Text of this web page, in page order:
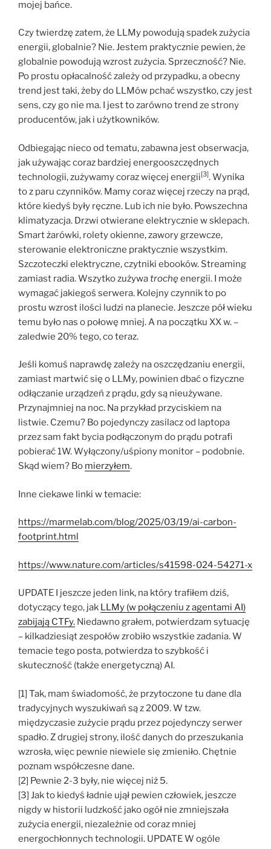
mojej bańce.
Czy twierdzę zatem, że LLMy powodują spadek zużycia
energii, globalnie? Nie. Jestem praktycznie pewien, że
globalnie powodują wzrost zużycia. Sprzeczność? Nie.
Po prostu opłacalność zależy od przypadku, a obecny
trend jest taki, żeby do LLMów pchać wszystko, czy jest
sens, czy go nie ma. I jest to zarówno trend ze strony
producentów, jak i użytkowników.
Odbiegając nieco od tematu, zabawna jest obserwacja,
jak używając coraz bardziej energooszczędnych
technologii, zużywamy coraz więcej energii[3]. Wynika
to z paru czynników. Mamy coraz więcej rzeczy na prąd,
które kiedyś były ręczne. Lub ich nie było. Powszechna
klimatyzacja. Drzwi otwierane elektrycznie w sklepach.
Smart żarówki, rolety okienne, zawory grzewcze,
sterowanie elektroniczne praktycznie wszystkim.
Szczoteczki elektryczne, czytniki ebooków. Streaming
zamiast radia. Wszytko zużywatrochęenergii. I może
wymagać jakiegoś serwera. Kolejny czynnik to po
prostu wzrost ilości ludzi na planecie. Jeszcze pół wieku
temu było nas o połowę mniej. A na początku XX w. –
zaledwie 20% tego, co teraz.
Jeśli komuś naprawdę zależy na oszczędzaniu energii,
zamiast martwić się o LLMy, powinien dbać o fizyczne
odłączanie urządzeń z prądu, gdy są nieużywane.
Przynajmniej na noc. Na przykład przyciskiem na
listwie. Czemu? Bo pojedynczy zasilacz od laptopa
przez sam fakt bycia podłączonym do prądu potrafi
pobierać 1W. Wyłączony/uśpiony monitor – podobnie.
Skąd wiem? Bo mierzyłem.
Inne ciekawe linki w temacie:
https://marmelab.com/blog/2025/03/19/ai-carbon-
footprint.html
https://www.nature.com/articles/s41598-024-54271-x
UPDATE I jeszcze jeden link, na który trafiłem dziś,
dotyczący tego, jak LLMy (w połączeniu z agentami AI)
zabijają CTFy. Niedawno grałem, potwierdzam sytuację
– kilkadziesiąt zespołów zrobiło wszystkie zadania. W
temacie tego posta, potwierdza to szybkość i
skuteczność (także energetyczną) AI.
[1] Tak, mam świadomość, że przytoczone tu dane dla
tradycyjnych wyszukiwań są z 2009. W tzw.
międzyczasie zużycie prądu przez pojedynczy serwer
spadło. Z drugiej strony, ilość danych do przeszukania
wzrosła, więc pewnie niewiele się zmieniło. Chętnie
poznam współczesne dane.
[2] Pewnie 2-3 były, nie więcej niż 5.
[3] Jak to kiedyś ładnie ujął pewien człowiek, jeszcze
nigdy w historii ludzkość jako ogół nie zmniejszała
zużycia energii, niezależnie od coraz mniej
energochłonnych technologii. UPDATE W ogóle